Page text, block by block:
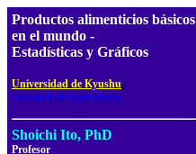
Productos alimenticios básicos
en el mundo -
Estadísticas y Gráficos
Universidad de Kyushu,
Facultad de Agricultura
Shoichi Ito, PhD
Profesor